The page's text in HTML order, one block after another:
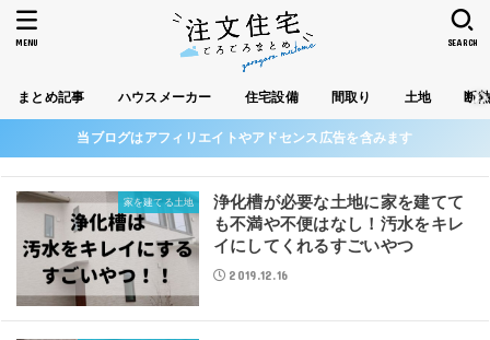
まとめ記事 ハウスメーカー 住宅設備 間取り 土地 断
SEARCH
MENU
当ブログはアフィリエイトやアドセンス広告を含みます
家を建てる土地
浄化槽が必要な土地に家を建てて
も不満や不便はなし！汚水をキレ
イにしてくれるすごいやつ
2019.12.16